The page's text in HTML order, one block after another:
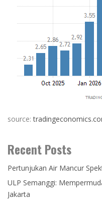
source:
Recent Posts
Pertunjukan Air Mancur
ULP Semanggi:
Jakarta